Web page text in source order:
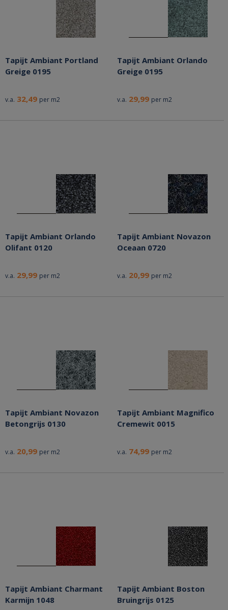
Tapijt Ambiant Portland
Greige 0195
v.a. 32,49 per m2
Tapijt Ambiant Orlando
Greige 0195
v.a. 29,99 per m2
Tapijt Ambiant Orlando
Olifant 0120
v.a. 29,99 per m2
Tapijt Ambiant Novazon
Oceaan 0720
v.a. 20,99 per m2
Tapijt Ambiant Novazon
Betongrijs 0130
v.a. 20,99 per m2
Tapijt Ambiant Magnifico
Cremewit 0015
v.a. 74,99 per m2
Tapijt Ambiant Charmant
Karmijn 1048
Tapijt Ambiant Boston
Bruingrijs 0125